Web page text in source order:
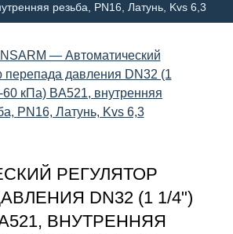
резьба, PN16, Латунь, Kvs 6,3
РЕГУЛЯТОР
DN32 (1 1/4")
ВНУТРЕННЯЯ